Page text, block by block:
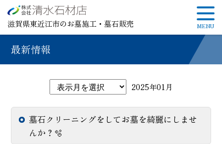
滋賀県東近江市のお墓施工・墓石販売
最新情報
2025年01月
墓石クリーニングをしてお墓を綺麗にしませ
んか？🫧